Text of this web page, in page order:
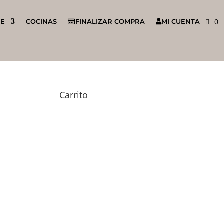
COCINAS FINALIZAR COMPRA MI CUENTA
0
Carrito